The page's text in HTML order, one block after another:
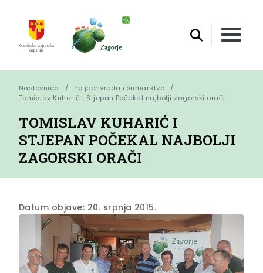
Naslovnica
Poljoprivreda i šumarstvo
Tomislav Kuharić i Stjepan Počekal najbolji zagorski orači
TOMISLAV KUHARIĆ I
STJEPAN POČEKAL NAJBOLJI
ZAGORSKI ORAČI
Datum objave: 20. srpnja 2015.